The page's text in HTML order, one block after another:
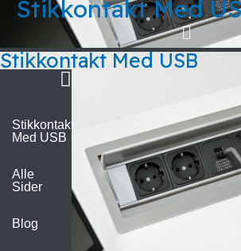
Stikkontakt Med
Menu
Stikkontakt Med USB
Stikkontakt
Med USB
Alle
Sider
Blog